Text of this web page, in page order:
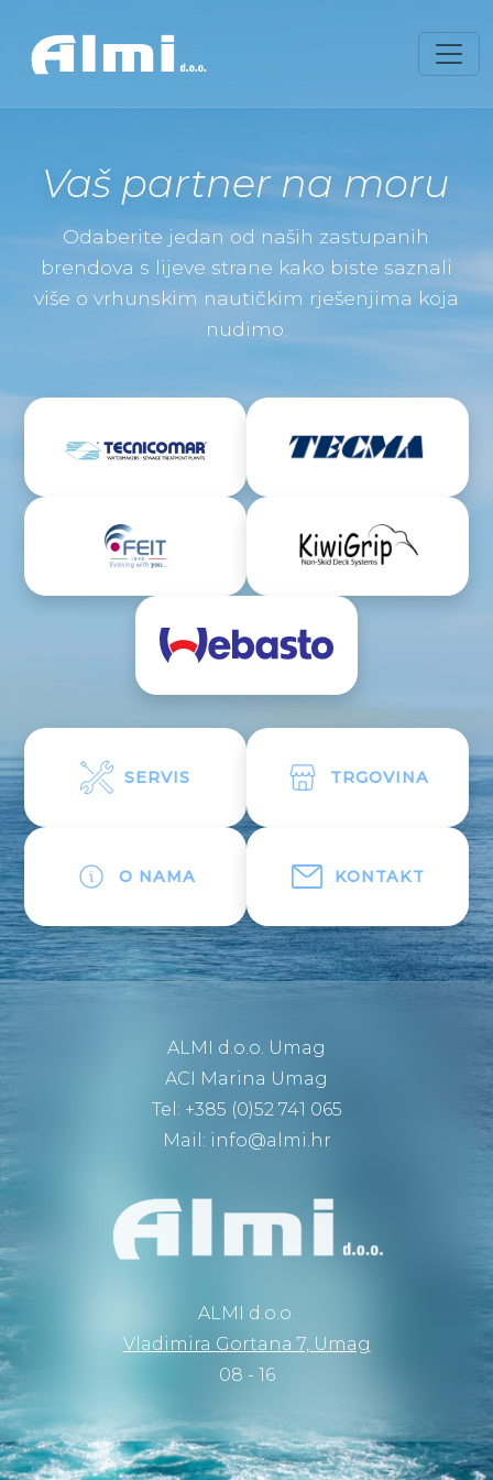
Vaš partner na moru
Odaberite jedan od naših zastupanih
brendova s lijeve strane kako biste saznali
više o vrhunskim nautičkim rješenjima koja
nudimo.
SERVIS TRGOVINA
O NAMA KONTAKT
ALMI d.o.o. Umag
ACI Marina Umag
Tel: +385 (0)52 741 065
Mail: info@almi.hr
ALMI d.o.o.
Vladimira Gortana 7, Umag
08 - 16